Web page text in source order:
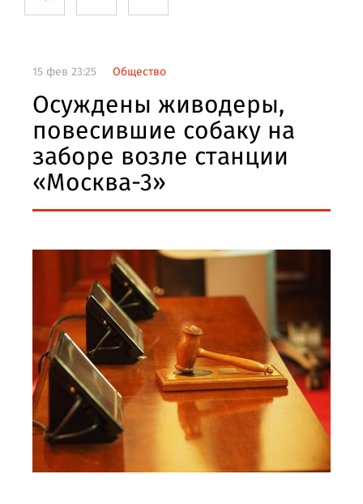
15 фев 23:25 Общество
Осуждены живодеры,
повесившие собаку на
заборе возле станции
«Москва-3»